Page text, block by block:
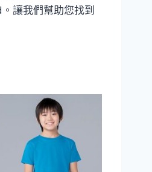
讓我們幫助您找到